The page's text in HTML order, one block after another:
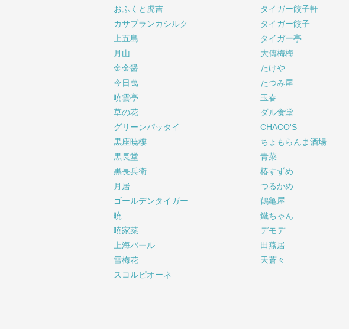
おふくと虎吉
カサブランカシルク
上五島
月山
金金醤
今日萬
暁雲亭
草の花
グリーンパッタイ
黒座暁樓
黒長堂
黒長兵衛
月居
ゴールデンタイガー
暁
暁家菜
上海バール
雪梅花
スコルピオーネ
タイガー餃子軒
タイガー餃子
タイガー亭
大傳梅梅
たけや
たつみ屋
玉春
ダル食堂
CHACO'S
ちょもらんま酒場
青菜
椿すずめ
つるかめ
鶴亀屋
鐵ちゃん
デモデ
田燕居
天蒼々